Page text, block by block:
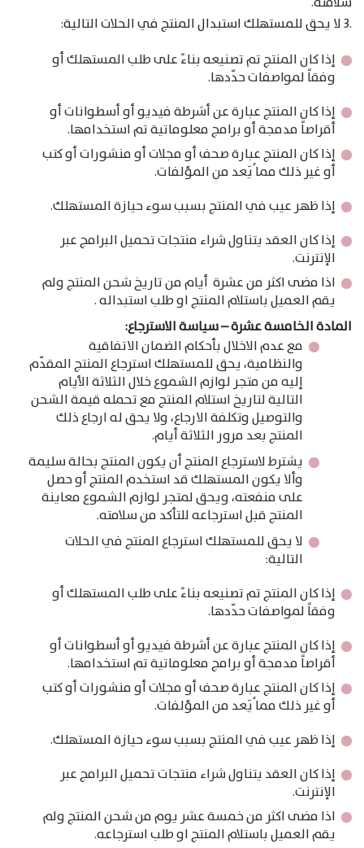
.3 لا يحق للمستهلك استبدال المنتج في الحلات التالية:
إذا كان المنتج تم تصنيعه بناءً على طلب المستهلك أو
وفقاً لمواصفات حدّدها.
إذا كان المنتج عبارة عن أشرطة فيديو أو أسطوانات أو
أقراصاً مدمجة أو برامج معلوماتية تم استخدامها.
إذا كان المنتج عبارة صحف أو مجلات أو منشورات أو كتب
أو غير ذلك مما ُيَعد من المؤلفات.
إذا ظهر عيب في المنتج بسبب سوء حيازة المستهلك.
إذا كان العقد يتناول شراء منتجات تحميل البرامج عبر
الإنترنت.
اذا مضى اكثر من عشرة أيام من تاريخ شحن المنتج ولم
يقم العميل باستلام المنتج او طلب استبداله .
المادة الخامسة عشرة – سياسة الاسترجاع:
مع عدم الاخلال بأحكام الضمان الاتفاقية
والنظامية، يحق للمستهلك استرجاع المنتج المقدّم
إليه من متجر لوازم الشموع خلال الثلاثة الأيام
التالية لتاريخ استلام المنتج مع تحمله قيمة الشحن
والتوصيل وتكلفة الارجاع، ولا يحق له ارجاع ذلك
المنتج بعد مرور الثلاثة أيام.
يشترط لاسترجاع المنتج أن يكون المنتج بحالة سليمة
وألا يكون المستهلك قد استخدم المنتج أو حصل
على منفعته، ويحق لمتجر لوازم الشموع معاينة
المنتج قبل استرجاعه للتأكد من سلامته.
لا يحق للمستهلك استرجاع المنتج في الحلات
التالية:
إذا كان المنتج تم تصنيعه بناءً على طلب المستهلك أو
وفقاً لمواصفات حدّدها.
إذا كان المنتج عبارة عن أشرطة فيديو أو أسطوانات أو
أقراصاً مدمجة أو برامج معلوماتية تم استخدامها.
إذا كان المنتج عبارة صحف أو مجلات أو منشورات أو كتب
أو غير ذلك مما ُيَعد من المؤلفات.
إذا ظهر عيب في المنتج بسبب سوء حيازة المستهلك.
إذا كان العقد يتناول شراء منتجات تحميل البرامج عبر
الإنترنت.
اذا مضى اكثر من خمسة عشر يوم من شحن المنتج ولم
يقم العميل باستلام المنتج او طلب استرجاعه.